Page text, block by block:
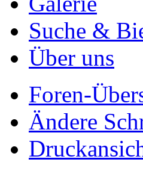
Suche &
Über uns
Foren-
Ändere